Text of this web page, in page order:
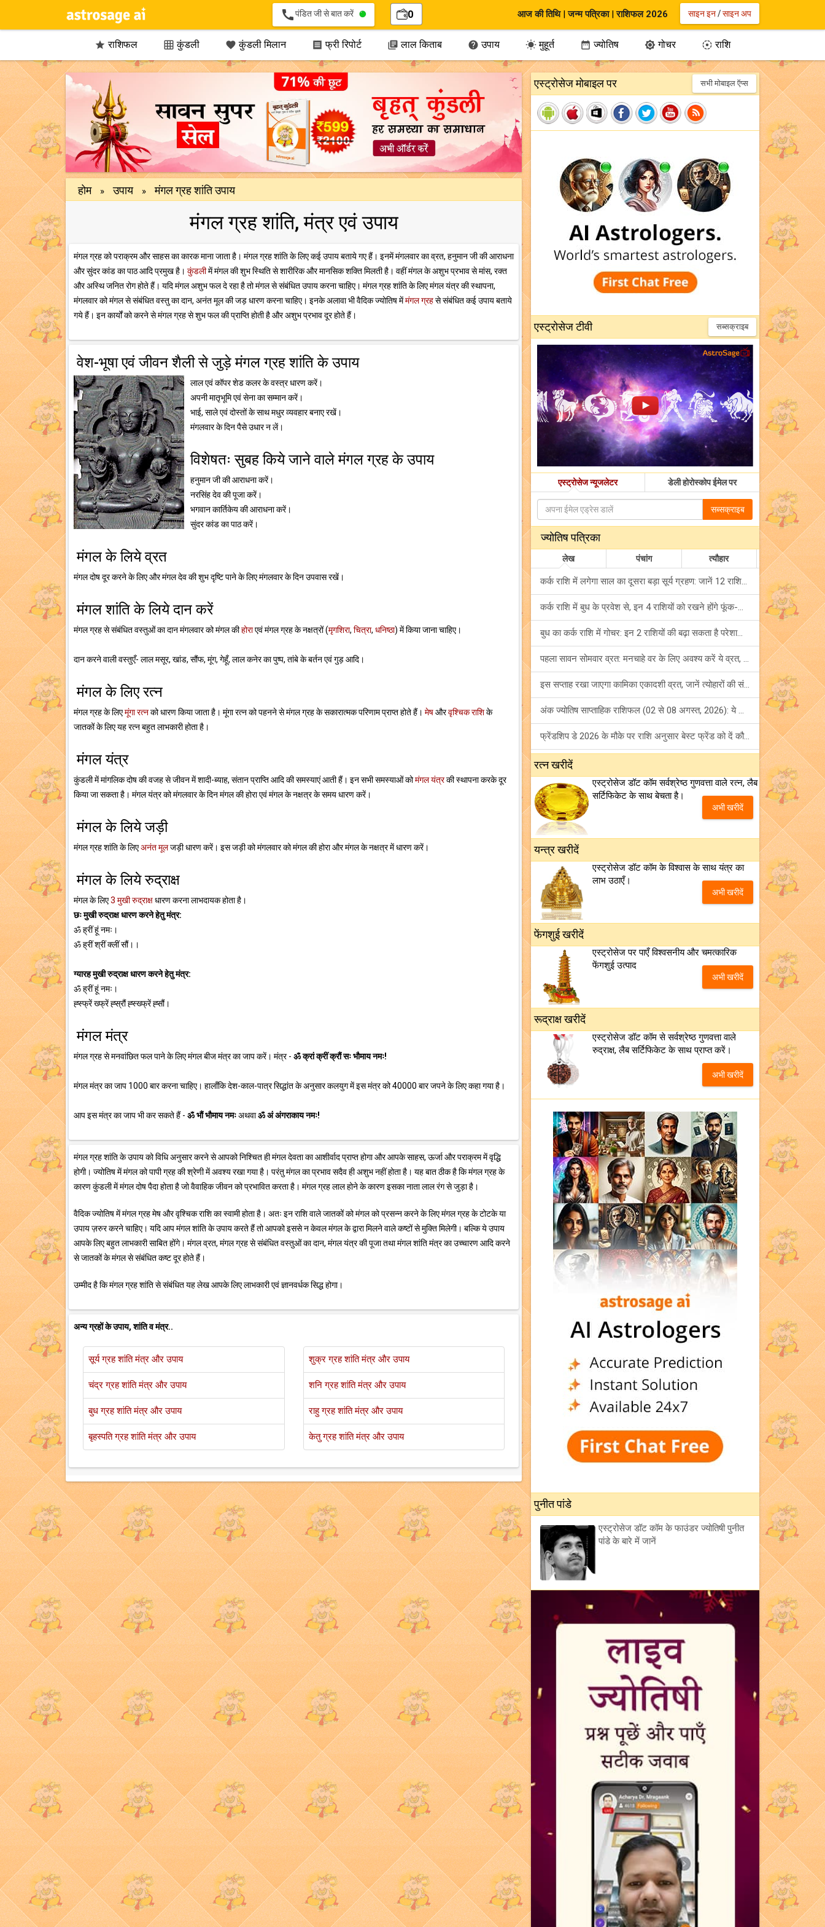
callपंडित जी से बात करें 0 आज की तिथि|जन्म पत्रिका|राशिफल 2026 साइन इन/साइन अप
 राशिफल  कुंडली  कुंडली मिलान  फ्री रिपोर्ट  लाल किताब  उपाय मुहूर्त  ज्योतिष  गोचर  राशि
होम » उपाय » मंगल ग्रह शांति उपाय
मंगल ग्रह शांति, मंत्र एवं उपाय
मंगल ग्रह को पराक्रम और साहस का कारक माना जाता है। मंगल ग्रह शांति के लिए कई उपाय बताये गए हैं। इनमें मंगलवार का व्रत, हनुमान जी की आराधना
और सुंदर कांड का पाठ आदि प्रमुख है। कुंडलीमें मंगल की शुभ स्थिति से शारीरिक और मानसिक शक्ति मिलती है। वहीं मंगल के अशुभ प्रभाव से मांस, रक्त
और अस्थि जनित रोग होते हैं। यदि मंगल अशुभ फल दे रहा है तो मंगल से संबंधित उपाय करना चाहिए। मंगल ग्रह शांति के लिए मंगल यंत्र की स्थापना,
मंगलवार को मंगल से संबंधित वस्तु का दान, अनंत मूल की जड़ धारण करना चाहिए। इनके अलावा भी वैदिक ज्योतिष मेंमंगल ग्रहसे संबंधित कई उपाय बताये
गये हैं। इन कार्यों को करने से मंगल ग्रह से शुभ फल की प्राप्ति होती है और अशुभ प्रभाव दूर होते हैं।
वेश-भूषा एवं जीवन शैली से जुड़े मंगल ग्रह शांति के उपाय
लाल एवं कॉपर शेड कलर के वस्त्र धारण करें।
अपनी मातृभूमि एवं सेना का सम्मान करें।
भाई, साले एवं दोस्तों के साथ मधुर व्यवहार बनाए रखें।
मंगलवार के दिन पैसे उधार न लें।
विशेषतः सुबह किये जाने वाले मंगल ग्रह के उपाय
हनुमान जी की आराधना करें।
नरसिंह देव की पूजा करें।
भगवान कार्तिकेय की आराधना करें।
सुंदर कांड का पाठ करें।
मंगल के लिये व्रत
मंगल दोष दूर करने के लिए और मंगल देव की शुभ दृष्टि पाने के लिए मंगलवार के दिन उपवास रखें।
मंगल शांति के लिये दान करें
मंगल ग्रह से संबंधित वस्तुओं का दान मंगलवार को मंगल कीहोराएवं मंगल ग्रह के नक्षत्रों (मृगशिरा, चित्रा, धनिष्ठा) में किया जाना चाहिए।
दान करने वाली वस्तुएँ- लाल मसूर, खांड, सौंफ, मूंग, गेहूँ, लाल कनेर का पुष्प, तांबे के बर्तन एवं गुड़ आदि।
मंगल के लिए रत्न
मंगल ग्रह के लिएमूंगा रत्नको धारण किया जाता है। मूंगा रत्न को पहनने से मंगल ग्रह के सकारात्मक परिणाम प्राप्त होते हैं। मेषऔरवृश्चिक राशिके
जातकों के लिए यह रत्न बहुत लाभकारी होता है।
मंगल यंत्र
कुंडली में मांगलिक दोष की वजह से जीवन में शादी-ब्याह, संतान प्राप्ति आदि की समस्याएं आती हैं। इन सभी समस्याओं कोमंगल यंत्रकी स्थापना करके दूर
किया जा सकता है। मंगल यंत्र को मंगलवार के दिन मंगल की होरा एवं मंगल के नक्षत्र के समय धारण करें।
मंगल के लिये जड़ी
मंगल ग्रह शांति के लिएअनंत मूलजड़ी धारण करें। इस जड़ी को मंगलवार को मंगल की होरा और मंगल के नक्षत्र में धारण करें।
मंगल के लिये रुद्राक्ष
मंगल के लिए3 मुखी रुद्राक्षधारण करना लाभदायक होता है।
छः मुखी रुद्राक्ष धारण करने हेतु मंत्र:
ॐ ह्रीं हूं नमः।
ॐ ह्रीं श्रीं क्लीं सौं।।
ग्यारह मुखी रुद्राक्ष धारण करने हेतु मंत्र:
ॐ ह्रीं हूं नमः।
ह्स्फ्रें ख्फ्रें ह्स्रौं ह्स्ख्फ्रें ह्सौं।
मंगल मंत्र
मंगल ग्रह से मनवांछित फल पाने के लिए मंगल बीज मंत्र का जाप करें। मंत्र - ॐ क्रां क्रीं क्रौं सः भौमाय नमः!
मंगल मंत्र का जाप 1000 बार करना चाहिए। हालाँकि देश-काल-पात्र सिद्धांत के अनुसार कलयुग में इस मंत्र को 40000 बार जपने के लिए कहा गया है।
आप इस मंत्र का जाप भी कर सकते हैं - ॐ भौं भौमाय नमःअथवाॐ अं अंगराकाय नमः!
मंगल ग्रह शांति के उपाय को विधि अनुसार करने से आपको निश्चित ही मंगल देवता का आशीर्वाद प्राप्त होगा और आपके साहस, ऊर्जा और पराक्रम में वृद्धि
होगी। ज्योतिष में मंगल को पापी ग्रह की श्रेणी में अवश्य रखा गया है। परंतु मंगल का प्रभाव सदैव ही अशुभ नहीं होता है। यह बात ठीक है कि मंगल ग्रह के
कारण कुंडली में मंगल दोष पैदा होता है जो वैवाहिक जीवन को प्रभावित करता है। मंगल ग्रह लाल होने के कारण इसका नाता लाल रंग से जुड़ा है।
वैदिक ज्योतिष में मंगल ग्रह मेष और वृश्चिक राशि का स्वामी होता है। अतः इन राशि वाले जातकों को मंगल को प्रसन्न करने के लिए मंगल ग्रह के टोटके या
उपाय ज़रुर करने चाहिए। यदि आप मंगल शांति के उपाय करते हैं तो आपको इससे न केवल मंगल के द्वारा मिलने वाले कष्टों से मुक्ति मिलेगी। बल्कि ये उपाय
आपके लिए बहुत लाभकारी साबित होंगे। मंगल व्रत, मंगल ग्रह से संबंधित वस्तुओं का दान, मंगल यंत्र की पूजा तथा मंगल शांति मंत्र का उच्चारण आदि करने
से जातकों के मंगल से संबंधित कष्ट दूर होते हैं।
उम्मीद है कि मंगल ग्रह शांति से संबंधित यह लेख आपके लिए लाभकारी एवं ज्ञानवर्धक सिद्ध होगा।
अन्य ग्रहों के उपाय, शांति व मंत्र..
सूर्य ग्रह शांति मंत्र और उपाय
चंद्र ग्रह शांति मंत्र और उपाय
बुध ग्रह शांति मंत्र और उपाय
बृहस्पति ग्रह शांति मंत्र और उपाय
शुक्र ग्रह शांति मंत्र और उपाय
शनि ग्रह शांति मंत्र और उपाय
राहु ग्रह शांति मंत्र और उपाय
केतु ग्रह शांति मंत्र और उपाय
एस्ट्रोसेज मोबाइल पर सभी मोबाइल ऍप्स
एस्ट्रोसेज टीवी सब्सक्राइब
एस्ट्रोसेज न्यूजलेटर डेली होरोस्कोप ईमेल पर
सब्सक्राइब
ज्योतिष पत्रिका
लेख पंचांग त्यौहार
कर्क राशि में लगेगा साल का दूसरा बड़ा सूर्य ग्रहण: जानें 12 राशियों पर शुभ-अशुभ प्रभाव!
कर्क राशि में बुध के प्रवेश से, इन 4 राशियों को रखने होंगे फूंक-फूंक कर कदम!
बुध का कर्क राशि में गोचर: इन 2 राशियों की बढ़ा सकता है परेशानियां, हो जाएं सावधान!
पहला सावन सोमवार व्रत: मनचाहे वर के लिए अवश्य करें ये व्रत, जानें नियम एवं पूजा विधि!
इस सप्ताह रखा जाएगा कामिका एकादशी व्रत, जानें त्योहारों की संपूर्ण लिस्ट!
अंक ज्योतिष साप्ताहिक राशिफल (02 से 08 अगस्त, 2026): ये सप्ताह क्यों है खास?
फ्रेंडशिप डे 2026 के मौके पर राशि अनुसार बेस्ट फ्रेंड को दें कौन सा गिफ्ट? जानें
टैरो साप्ताहिक राशिफल (02 से 08 अगस्त, 2026): जानें 12 राशियों का विस्तृत भविष्यफल!
शनि साढ़े साती और ढैय्या से परेशान हैं? शनि कृपा के लिए अवश्य करें शनिवार व्रत!
रत्न खरीदें
एस्ट्रोसेज डॉट कॉम सर्वश्रेष्ठ गुणवत्ता वाले रत्न, लैब
सर्टिफिकेट के साथ बेचता है।
अभी खरीदें
यन्त्र खरीदें
एस्ट्रोसेज डॉट कॉम के विश्वास के साथ यंत्र का
लाभ उठाएँ।
अभी खरीदें
फेंगशुई खरीदें
एस्ट्रोसेज पर पाएँ विश्वसनीय और चमत्कारिक
फेंगशुई उत्पाद
अभी खरीदें
रूद्राक्ष खरीदें
एस्ट्रोसेज डॉट कॉम से सर्वश्रेष्ठ गुणवत्ता वाले
रुद्राक्ष, लैब सर्टिफिकेट के साथ प्राप्त करें।
अभी खरीदें
पुनीत पांडे
एस्ट्रोसेज डॉट कॉम के फाउंडर ज्योतिषी पुनीत
पांडे के बारे में जानें